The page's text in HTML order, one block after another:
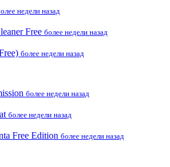
недели назад
Free более недели назад
более недели назад
более недели назад
более недели назад
Free Edition более недели назад